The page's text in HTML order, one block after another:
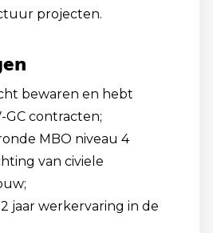
projecten.
bewaren en hebt
GC contracten;
MBO niveau 4
van civiele
jaar werkervaring in de